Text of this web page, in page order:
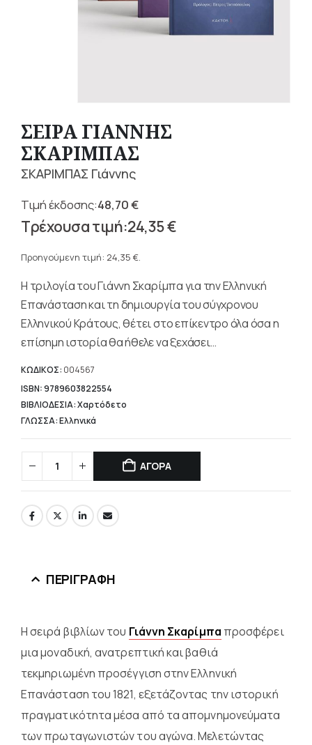
ΣΕΙΡΑ ΓΙΑΝΝΗΣ
ΣΚΑΡΙΜΠΑΣ
ΣΚΑΡΙΜΠΑΣ Γιάννης
48,70€
Original
price
48,70 €.
24,35€
τρέχουσα
είναι:
24,35 €.
Προηγούμενη τιμή: 24,35 €.
Η τριλογία του Γιάννη Σκαρίμπα για την Ελληνική
Επανάσταση και τη δημιουργία του σύγχρονου
Ελληνικού Κράτους, θέτει στο επίκεντρο όλα όσα η
επίσημη ιστορία θα ήθελε να ξεχάσει…
ΚΩΔΙΚΟΣ: 004567
ISBN: 9789603822554
ΒΙΒΛΙΟΔΕΣΙΑ: Χαρτόδετο
ΓΛΩΣΣΑ: Ελληνικά
ΑΓΟΡΑ
ΠΕΡΙΓΡΑΦΉ
Η σειρά βιβλίων του Γιάννη Σκαρίμπα προσφέρει
μια μοναδική, ανατρεπτική και βαθιά
τεκμηριωμένη προσέγγιση στην Ελληνική
Επανάσταση του 1821, εξετάζοντας την ιστορική
πραγματικότητα μέσα από τα απομνημονεύματα
των πρωταγωνιστών του αγώνα. Μελετώντας